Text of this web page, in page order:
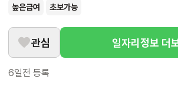
높은급여 초보가능
관심 일자리정보 더
6일전 등록